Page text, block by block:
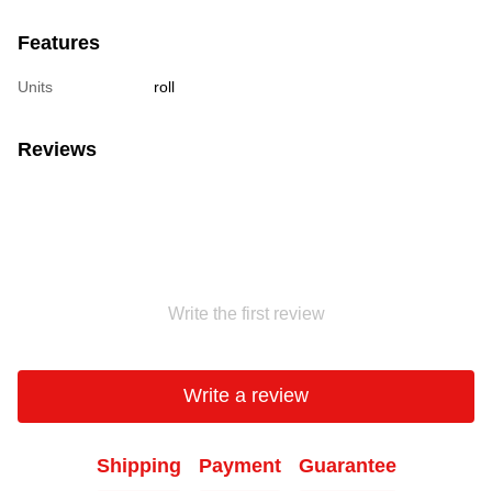
Features
Units roll
Reviews
Write the first review
Write a review
Shipping Payment Guarantee